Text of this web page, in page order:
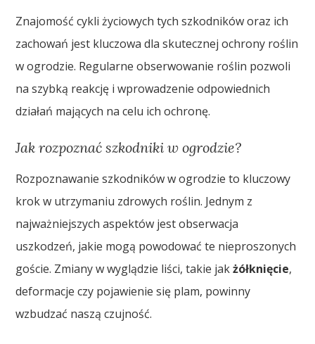
Znajomość cykli życiowych tych szkodników oraz ich
zachowań jest kluczowa dla skutecznej ochrony roślin
w ogrodzie. Regularne obserwowanie roślin pozwoli
na szybką reakcję i wprowadzenie odpowiednich
działań mających na celu ich ochronę.
Jak rozpoznać szkodniki w ogrodzie?
Rozpoznawanie szkodników w ogrodzie to kluczowy
krok w utrzymaniu zdrowych roślin. Jednym z
najważniejszych aspektów jest obserwacja
uszkodzeń, jakie mogą powodować te nieproszonych
goście. Zmiany w wyglądzie liści, takie jakżółknięcie,
deformacje czy pojawienie się plam, powinny
wzbudzać naszą czujność.